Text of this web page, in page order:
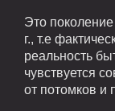
Это
г., т.е
реальность
чувствуется
от потомков и